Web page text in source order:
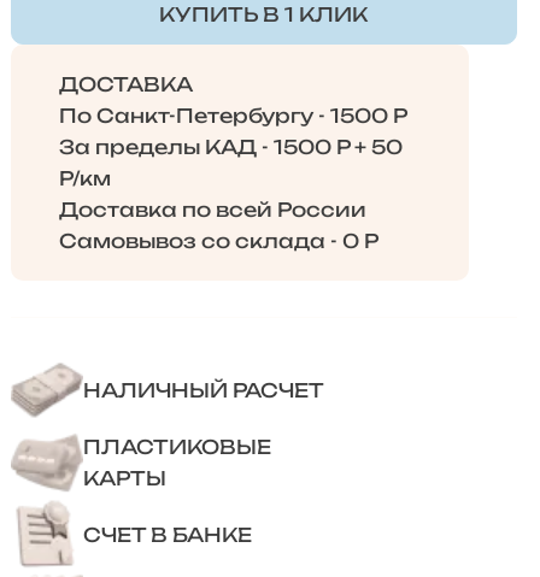
КУПИТЬ В 1 КЛИК
ДОСТАВКА
По Санкт-Петербургу - 1500 Р
За пределы КАД - 1500 Р + 50
Р/км
Доставка по всей России
Самовывоз со склада - 0 Р
НАЛИЧНЫЙ РАСЧЕТ
ПЛАСТИКОВЫЕ
КАРТЫ
СЧЕТ В БАНКЕ